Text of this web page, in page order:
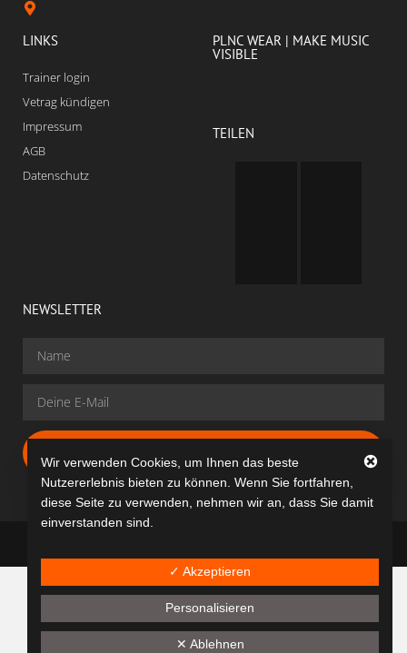
LINKS
Trainer login
Vetrag kündigen
Impressum
AGB
Datenschutz
PLNC WEAR | MAKE MUSIC
VISIBLE
TEILEN
NEWSLETTER
Gratis Anmelden
Wir verwenden Cookies, um Ihnen das beste
Nutzererlebnis bieten zu können. Wenn Sie fortfahren,
diese Seite zu verwenden, nehmen wir an, dass Sie damit
einverstanden sind.
✓ Akzeptieren
Personalisieren
✕ Ablehnen